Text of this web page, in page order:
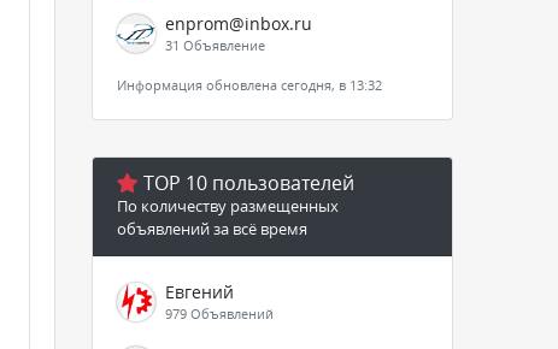
enprom@inbox.ru
31 Объявление
Информация обновлена сегодня, в 13:32
TOP 10 пользователей
По количеству размещенных
объявлений за всё время
Евгений
979 Объявлений